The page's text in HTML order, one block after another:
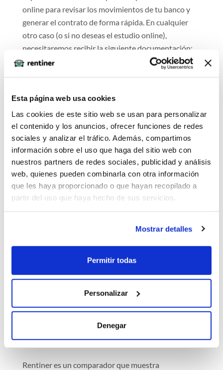
Esta página web usa cookies
Las cookies de este sitio web se usan para personalizar
el contenido y los anuncios, ofrecer funciones de redes
sociales y analizar el tráfico. Además, compartimos
información sobre el uso que haga del sitio web con
nuestros partners de redes sociales, publicidad y análisis
web, quienes pueden combinarla con otra información
que les haya proporcionado o que hayan recopilado a
partir del uso que haya hecho de sus servicios.
Mostrar detalles
Permitir todas
Personalizar
Denegar
online para revisar los movimientos de tu banco y
generar el contrato de forma rápida. En cualquier
otro caso (o si no deseas el estudio online),
necesitaremos recibir la siguiente documentación:
copia de tu DNI, copia de tu carnet de conducir,
Si eres autónomo o empresa:
Ponte en contacto con un asesor para que te indique
la documentación que debes presentar. En caso de
ser autónomo necesitaremos las presentaciones de
tus IVAs trimestrales, la declaración censal y tu vida
laboral. En caso de empresas puede que además de
los IVAs necesitemos escrituras de la empresa para
estudio online porque un analista de riesgos debe
analizar la documentación manualmente para
generar el contrato.
Una vez terminado el proceso de estudio (inmediato
o manual) en caso de que tu perfil sea aprobado se
genera un contrato, que puedes firmar digitalmente
recibirás el coche en un concesionario cercano a tu
Rentiner es un comparador que muestra